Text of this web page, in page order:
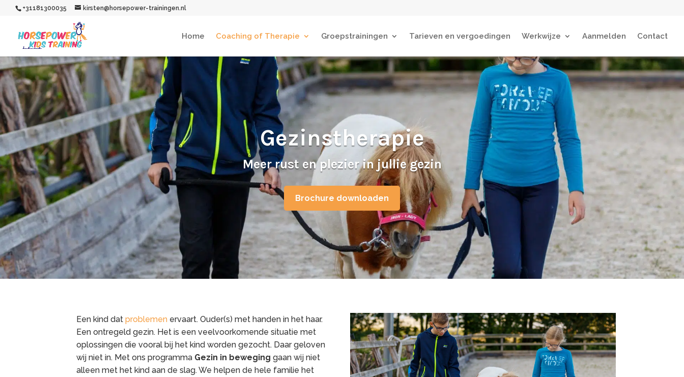
+31181300035 kirsten@horsepower-trainingen.nl
Home Coaching of Therapie Groepstrainingen Tarieven en vergoedingen Werkwijze Aanmelden Contact
Gezinstherapie
Meer rust en plezier in jullie gezin
Brochure downloaden
Een kind dat problemen ervaart. Ouder(s) met handen in het haar.
Een ontregeld gezin. Het is een veelvoorkomende situatie met
oplossingen die vooral bij het kind worden gezocht. Daar geloven
wij niet in. Met ons programma Gezin in beweging gaan wij niet
alleen met het kind aan de slag. We helpen de hele familie het